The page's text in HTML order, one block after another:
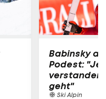
Babinsky
Podest:
verstanden,
geht"
Ski Alpin